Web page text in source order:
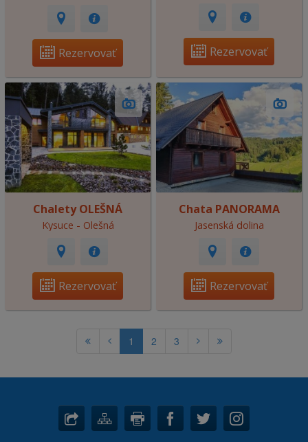
Rezervovať Rezervovať
Chalety OLEŠNÁ
Kysuce - Olešná
Rezervovať
Chata PANORAMA
Jasenská dolina
Rezervovať
1 2 3